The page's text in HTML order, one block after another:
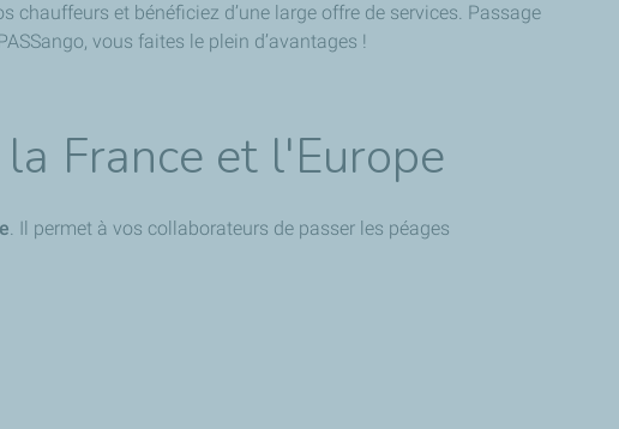
chauffeurs et bénéficiez d’une large offre de services. Passage
vous faites le plein d’avantages !
France et l'Europe
. Il permet à vos collaborateurs de passer les péages